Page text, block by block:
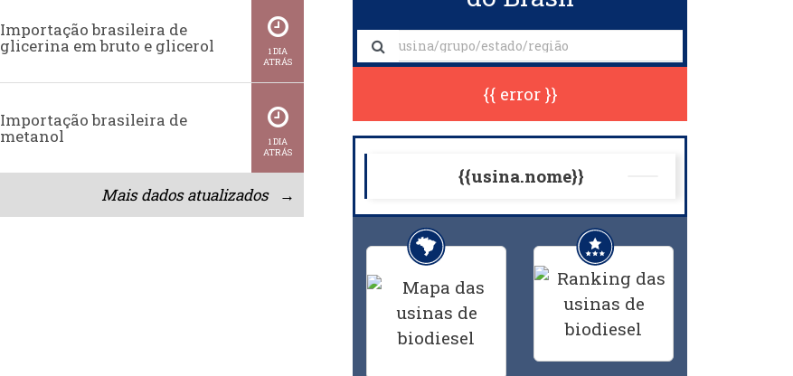
Importação brasileira de
glicerina em bruto e glicerol
1 DIA
ATRÁS
Importação brasileira de
metanol
1 DIA
ATRÁS
Mais dados atualizados →
{{ error }}
{{usina.nome}}